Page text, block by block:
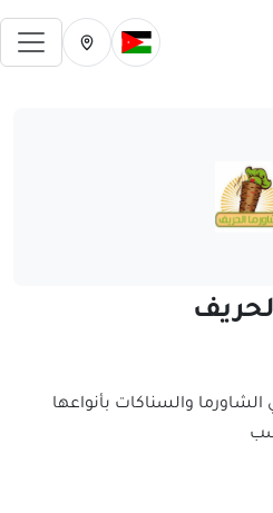
تغيير الدولة الحالية
تغيير المدينة
والسناكات بأنواعها